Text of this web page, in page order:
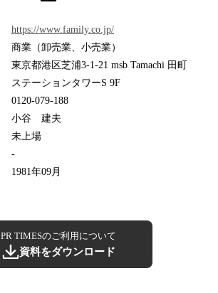
https://www.family.co.jp/
商業（卸売業、小売業）
東京都港区芝浦3-1-21 msb Tamachi 田町
ステーションタワーS 9F
0120-079-188
小谷 建夫
未上場
-
1981年09月
PR TIMESのご利用について
資料をダウンロード